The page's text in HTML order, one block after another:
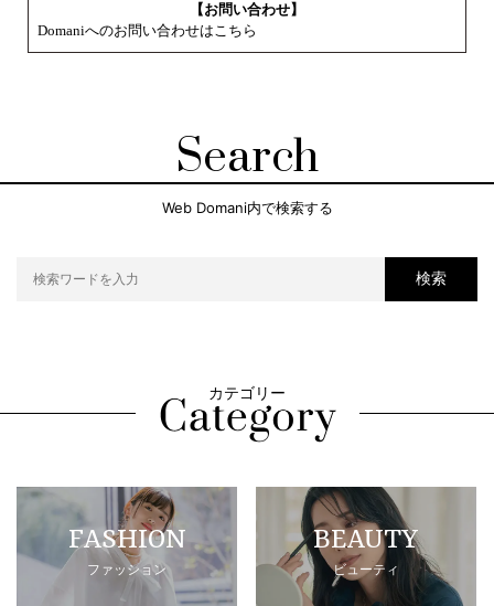
【お問い合わせ】
Domaniへのお問い合わせはこちら
Search
Web Domani内で検索する
検索
カテゴリー
FASHION
ファッション
BEAUTY
ビューティ